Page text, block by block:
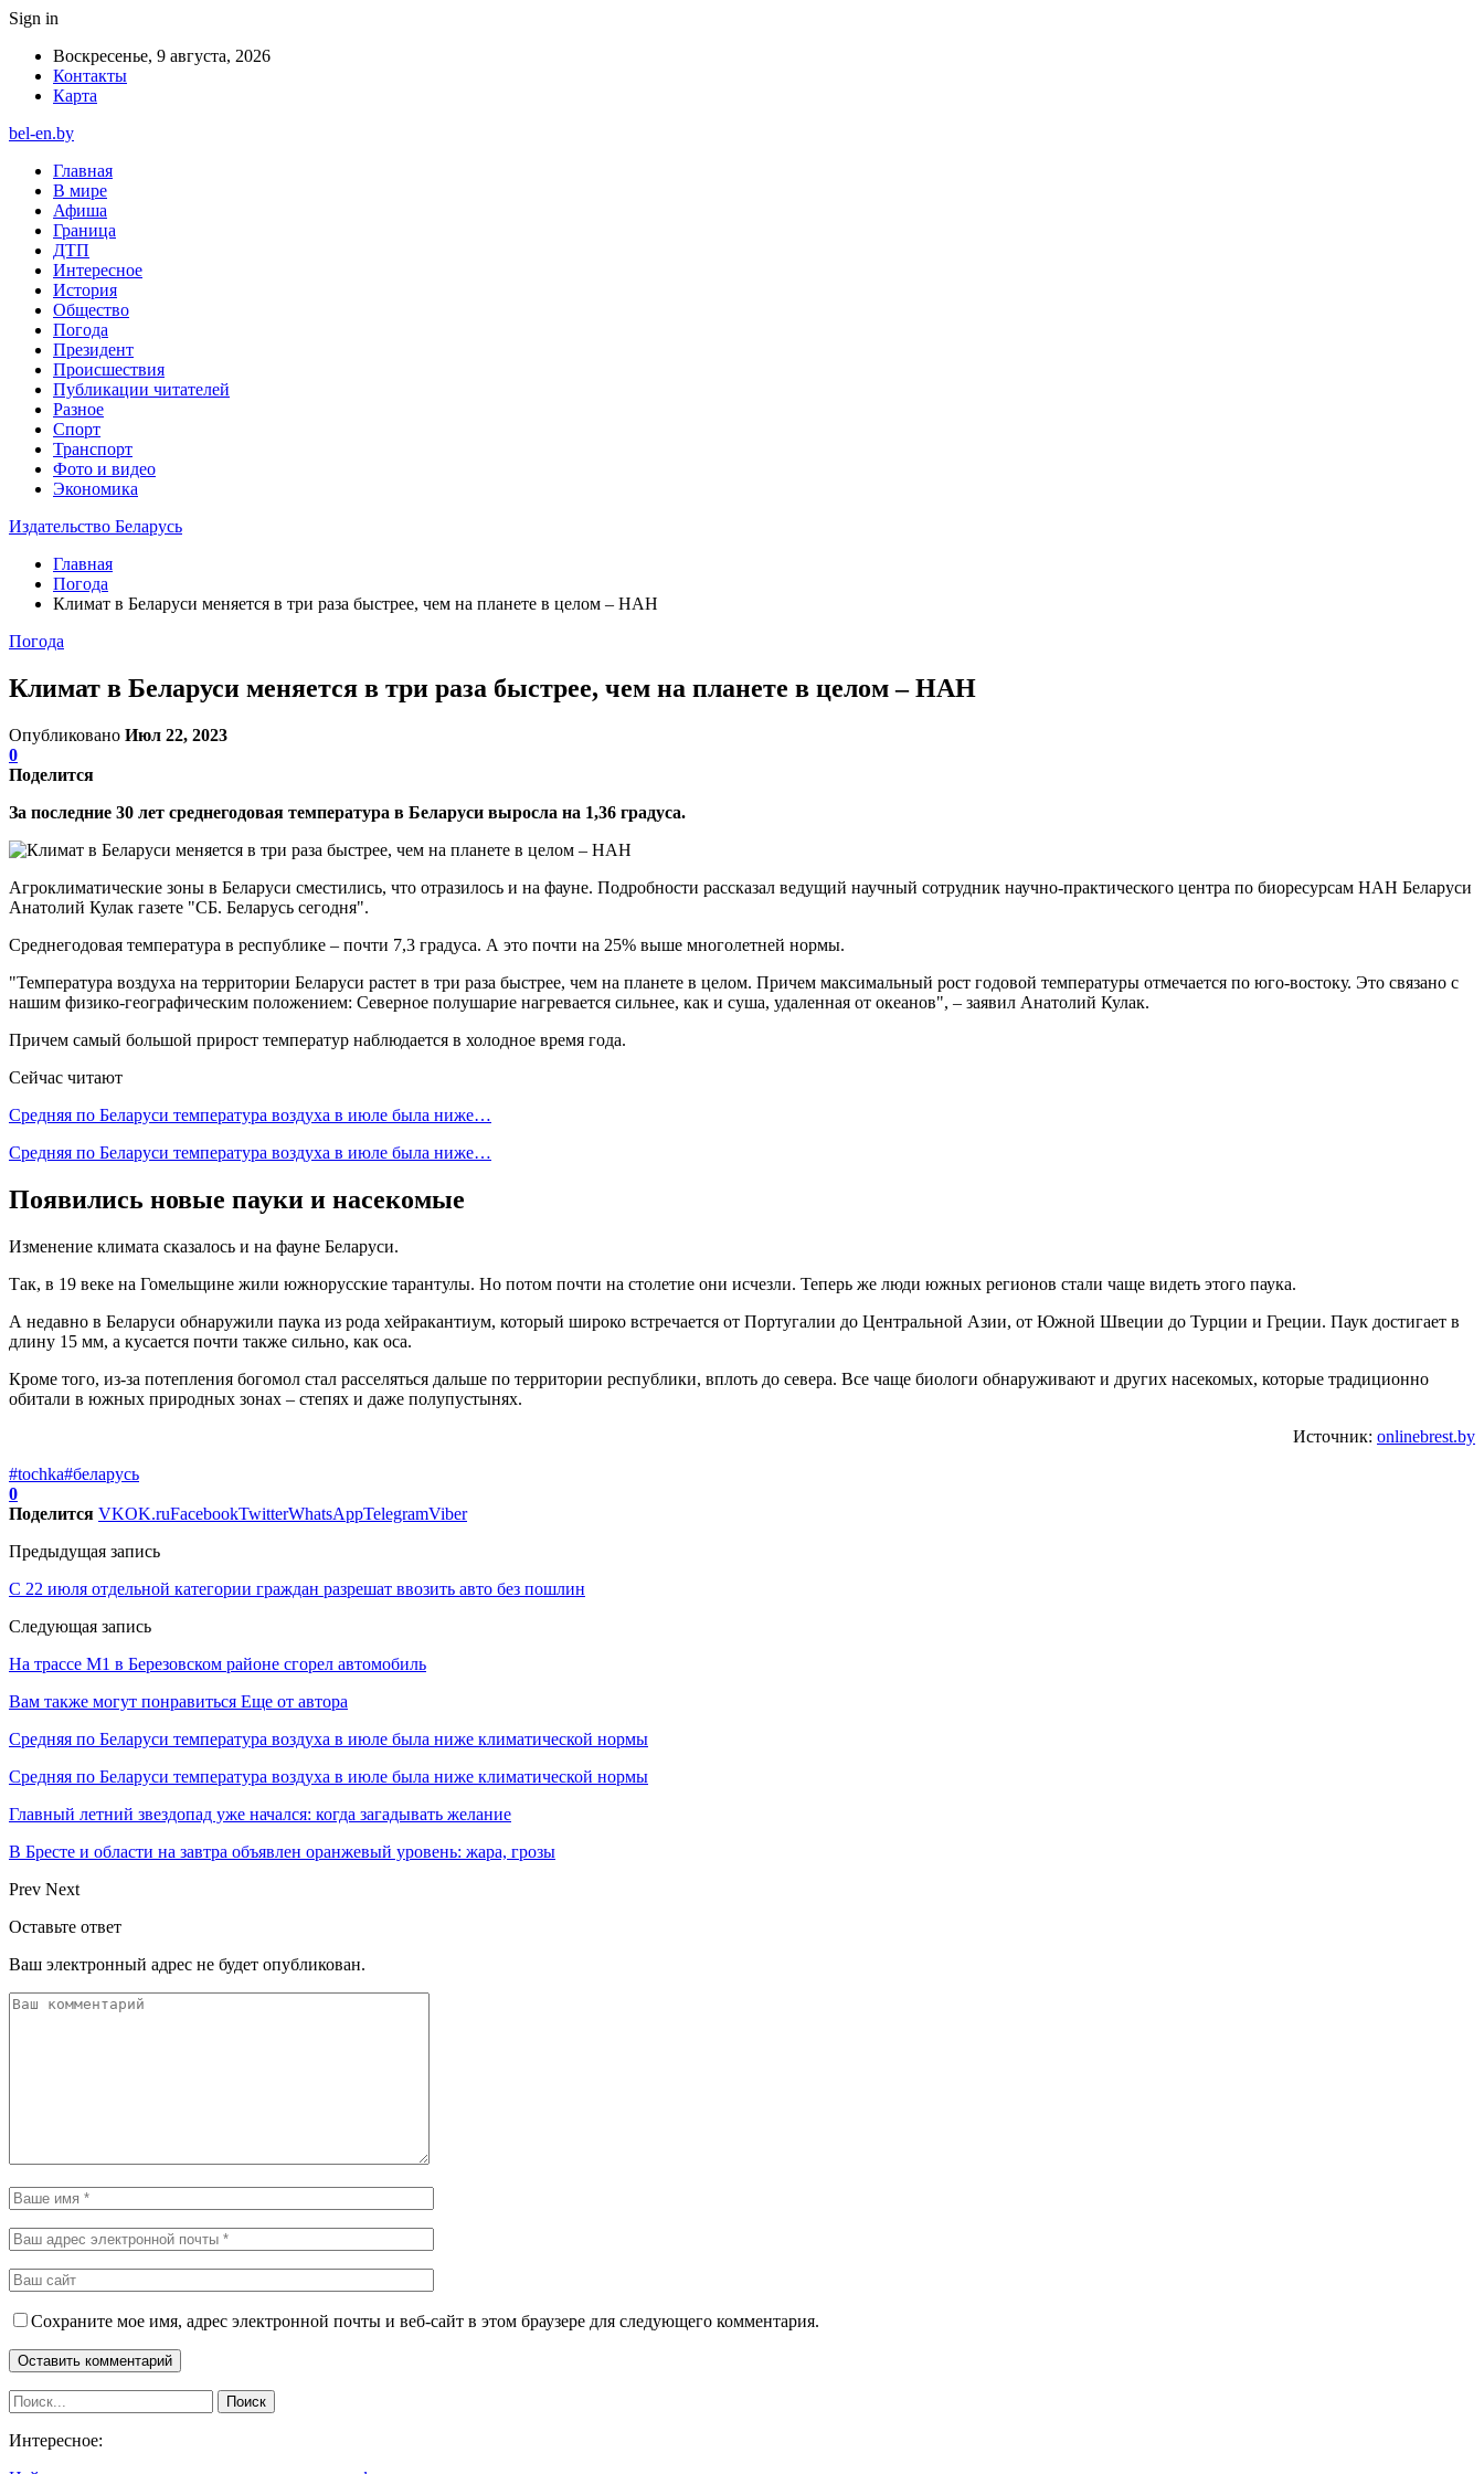
Sign in
Воскресенье, 9 августа, 2026
Контакты
Карта
bel-en.by
Главная
В мире
Афиша
Граница
ДТП
Интересное
История
Общество
Погода
Президент
Происшествия
Публикации читателей
Разное
Спорт
Транспорт
Фото и видео
Экономика
Издательство Беларусь
Главная
Погода
Климат в Беларуси меняется в три раза быстрее, чем на планете в целом – НАН
Погода
Климат в Беларуси меняется в три раза быстрее, чем на планете в целом – НАН
Опубликовано Июл 22, 2023
0
Поделится
За последние 30 лет среднегодовая температура в Беларуси выросла на 1,36 градуса.
Агроклиматические зоны в Беларуси сместились, что отразилось и на фауне. Подробности рассказал ведущий научный сотрудник научно-практического центра по биоресурсам НАН Беларуси
Анатолий Кулак газете "СБ. Беларусь сегодня".
Среднегодовая температура в республике – почти 7,3 градуса. А это почти на 25% выше многолетней нормы.
"Температура воздуха на территории Беларуси растет в три раза быстрее, чем на планете в целом. Причем максимальный рост годовой температуры отмечается по юго-востоку. Это связано с
нашим физико-географическим положением: Северное полушарие нагревается сильнее, как и суша, удаленная от океанов", – заявил Анатолий Кулак.
Причем самый большой прирост температур наблюдается в холодное время года.
Сейчас читают
Средняя по Беларуси температура воздуха в июле была ниже…
Средняя по Беларуси температура воздуха в июле была ниже…
Появились новые пауки и насекомые
Изменение климата сказалось и на фауне Беларуси.
Так, в 19 веке на Гомельщине жили южнорусские тарантулы. Но потом почти на столетие они исчезли. Теперь же люди южных регионов стали чаще видеть этого паука.
А недавно в Беларуси обнаружили паука из рода хейракантиум, который широко встречается от Португалии до Центральной Азии, от Южной Швеции до Турции и Греции. Паук достигает в
длину 15 мм, а кусается почти также сильно, как оса.
Кроме того, из-за потепления богомол стал расселяться дальше по территории республики, вплоть до севера. Все чаще биологи обнаруживают и других насекомых, которые традиционно
обитали в южных природных зонах – степях и даже полупустынях.
Источник: onlinebrest.by
#tochka#беларусь
0
Поделится VKOK.ruFacebookTwitterWhatsAppTelegramViber
Предыдущая запись
С 22 июля отдельной категории граждан разрешат ввозить авто без пошлин
Следующая запись
На трассе М1 в Березовском районе сгорел автомобиль
Вам также могут понравиться Еще от автора
Средняя по Беларуси температура воздуха в июле была ниже климатической нормы
Средняя по Беларуси температура воздуха в июле была ниже климатической нормы
Главный летний звездопад уже начался: когда загадывать желание
В Бресте и области на завтра объявлен оранжевый уровень: жара, грозы
Prev Next
Оставьте ответ
Ваш электронный адрес не будет опубликован.
Сохраните мое имя, адрес электронной почты и веб-сайт в этом браузере для следующего комментария.
Интересное: